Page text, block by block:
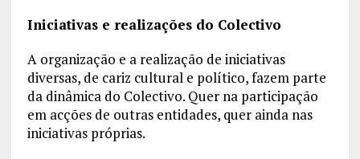
Iniciativas e realizações do Colectivo
A organização e a realização de iniciativas
diversas, de cariz cultural e político, fazem parte
da dinâmica do Colectivo. Quer na participação
em acções de outras entidades, quer ainda nas
iniciativas próprias.